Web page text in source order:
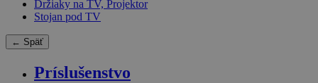
Držiaky na TV, Projektor
Stojan pod TV
← Späť
Príslušenstvo